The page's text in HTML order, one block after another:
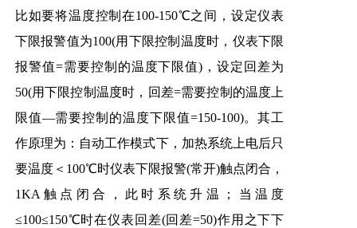
比如要将温度控制在100-150℃之间，设定仪表
下限报警值为100(用下限控制温度时，仪表下限
报警值=需要控制的温度下限值)，设定回差为
50(用下限控制温度时，回差=需要控制的温度上
限值—需要控制的温度下限值=150-100)。其工
作原理为：自动工作模式下，加热系统上电后只
要温度＜100℃时仪表下限报警(常开)触点闭合，
1KA触点闭合，此时系统升温；当温度
≤100≤150℃时在仪表回差(回差=50)作用之下下